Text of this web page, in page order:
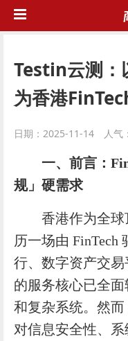
Testin云测：
为香港
日期：2025-11-14 人气
一、 前言：
规」硬需求
香港作为全
历一场由 FinTech
行、数字资产交
的服务核心已全面
和复杂系统。然
对信息安全性、